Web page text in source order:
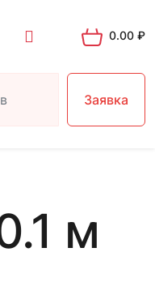
0.00 ₽
Заявка
м